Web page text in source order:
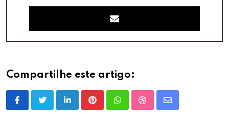
Compartilhe este artigo:
LinkedInPinterestWhatsappStumbleUpon
Share